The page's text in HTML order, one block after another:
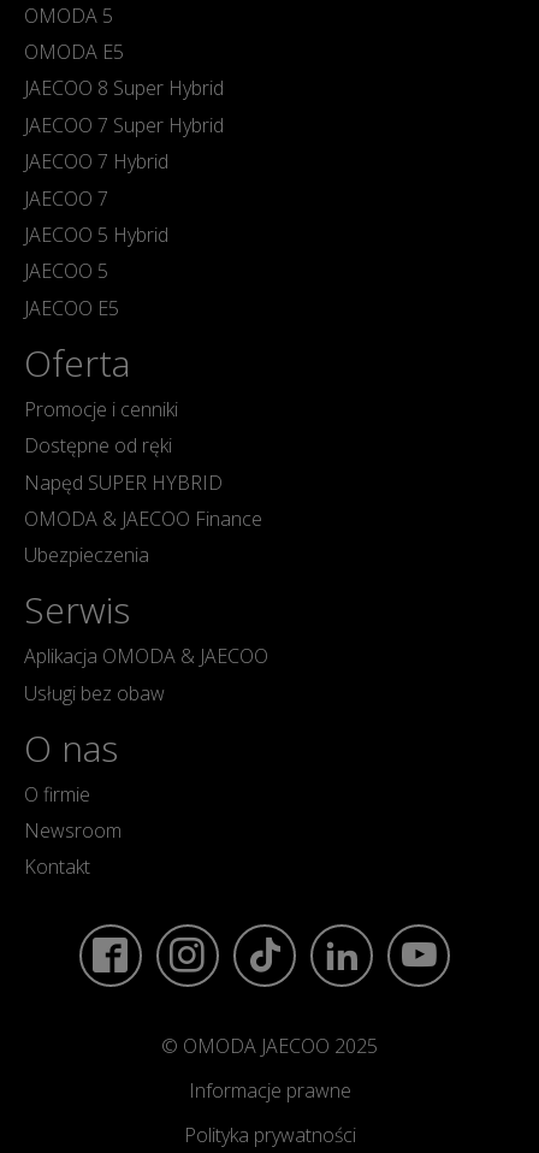
OMODA 5
OMODA E5
JAECOO 8 Super Hybrid
JAECOO 7 Super Hybrid
JAECOO 7 Hybrid
JAECOO 7
JAECOO 5 Hybrid
JAECOO 5
JAECOO E5
Oferta
Promocje i cenniki
Dostępne od ręki
Napęd SUPER HYBRID
OMODA & JAECOO Finance
Ubezpieczenia
Serwis
Aplikacja OMODA & JAECOO
Usługi bez obaw
O nas
O firmie
Newsroom
Kontakt
© OMODA JAECOO 2025
Informacje prawne
Polityka prywatności